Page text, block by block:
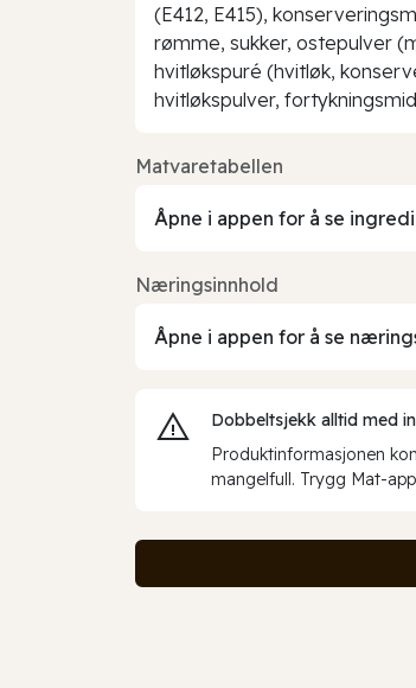
(E412, E415),
rømme, sukker, ostepulver
hvitløkspuré (hvitløk,
hvitløkspulver,
Matvaretabellen
Åpne i appen for å se
Næringsinnhold
Åpne i appen for å se
Dobbeltsjekk alltid med
Produktinformasjonen
mangelfull. Trygg Mat-